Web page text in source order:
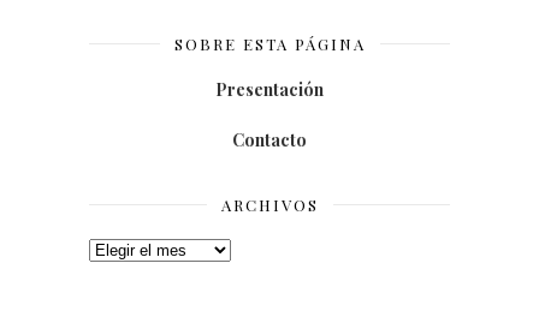
SOBRE ESTA PÁGINA
Presentación
Contacto
ARCHIVOS
Archivos